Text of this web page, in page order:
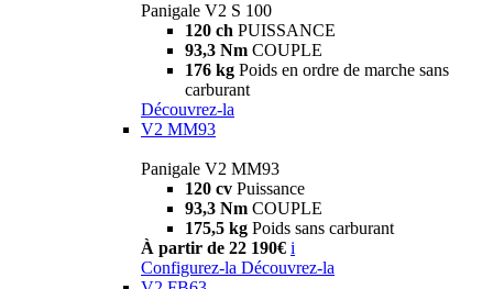
Panigale V2 S 100
120 ch PUISSANCE
93,3 Nm COUPLE
176 kg Poids en ordre de marche sans
carburant
Découvrez-la
V2 MM93
Panigale V2 MM93
120 cv Puissance
93,3 Nm COUPLE
175,5 kg Poids sans carburant
À partir de 22 190€ i
Configurez-la Découvrez-la